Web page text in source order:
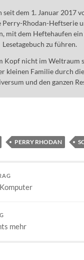
dem 1. Januar 2017
Perry-Rhodan-Heftserie
mit dem Heftehaufen
Lesetagebuch zu führen.
Kopf nicht im Weltraum
kleinen Familie durch
und den ganzen
PERRY RHODAN
mehr